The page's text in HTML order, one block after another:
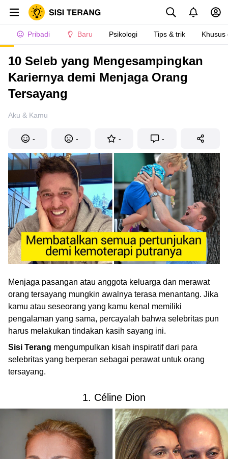
Pribadi Baru Psikologi Tips & trik Khusus
10 Seleb yang Mengesampingkan
Kariernya demi Menjaga Orang
Tersayang
Aku & Kamu
- - - -
Menjaga pasangan atau anggota keluarga dan merawat
orang tersayang mungkin awalnya terasa menantang. Jika
kamu atau seseorang yang kamu kenal memiliki
pengalaman yang sama, percayalah bahwa selebritas pun
harus melakukan tindakan kasih sayang ini.
Sisi Terang mengumpulkan kisah inspiratif dari para
selebritas yang berperan sebagai perawat untuk orang
tersayang.
1. Céline Dion